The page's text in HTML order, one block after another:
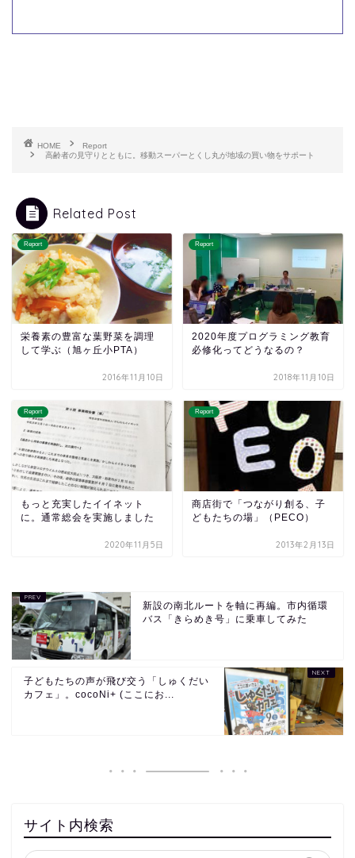
HOME
Report
高齢者の見守りとともに。移動スーパーとくし丸が地域の買い物をサポート
Related Post
Report
栄養素の豊富な葉野菜を調理
して学ぶ（旭ヶ丘小PTA）
2016年11月10日
Report
2020年度プログラミング教育
必修化ってどうなるの？
2018年11月10日
Report
もっと充実したイイネット
に。通常総会を実施しました
2020年11月5日
Report
商店街で「つながり創る、子
どもたちの場」（PECO）
2013年2月13日
新設の南北ルートを軸に再編。市内循環
バス「きらめき号」に乗車してみた
子どもたちの声が飛び交う「しゅくだい
カフェ」。cocoNi+ (ここにお...
サイト内検索